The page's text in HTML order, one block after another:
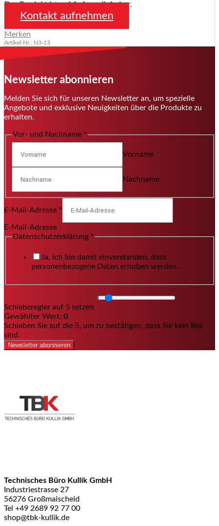
Das Produkt ist auf Anfrage lieferbar.
Kontakt aufnehmen
Merken
Artikel-Nr.: N3-13
Newsletter abonnieren
Melden Sie sich für unseren Newsletter an, um spezielle
Angebote und exklusive Neuigkeiten über die Produkte zu
erhalten.
Vor- und Nachname *
Vorname
Nachname
E-Mail-Adresse *
E-Mail-Adresse
Datenschutzerklärung *
Ja, ich bin damit einverstanden, dass
personenbezogene Daten erhoben werden.
Schieberegler auf 5 setzen
Gewählter Wert: 0
Schieben Sie auf die 5, um zu bestätigen, dass Sie kein Bot
sind.
Newsletter abonnieren
Technisches Büro Kullik GmbH
Industriestrasse 27
56276 Großmaischeid
Tel +49 2689 92 77 00
shop@tbk-kullik.de